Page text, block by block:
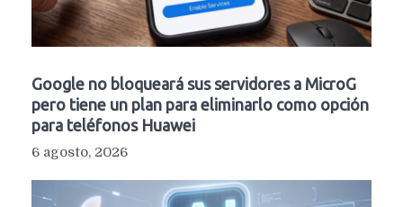
Google no bloqueará sus servidores a MicroG
pero tiene un plan para eliminarlo como opción
para teléfonos Huawei
6 agosto, 2026